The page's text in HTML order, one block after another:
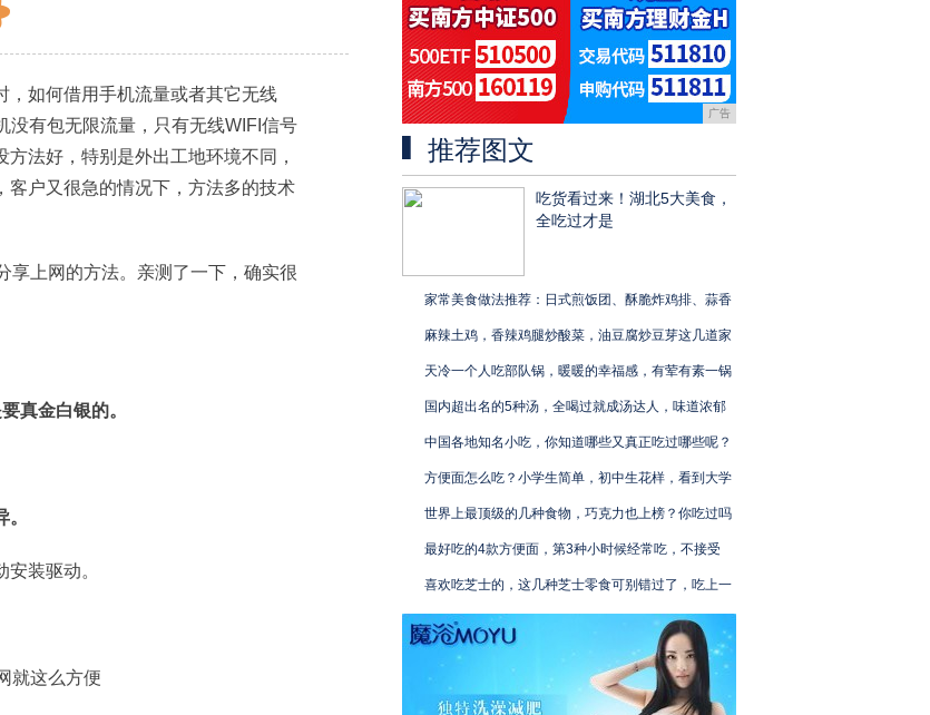
，如何借用手机流量或者其它无线
没有包无限流量，只有无线WIFI信号
法好，特别是外出工地环境不同，
客户又很急的情况下，方法多的技术
享上网的方法。亲测了一下，确实很
真金白银的。
装驱动。
广告
推荐图文
吃货看过来！湖北5大美食，
全吃过才是
家常美食做法推荐：日式煎饭团、酥脆炸鸡排、蒜香
麻辣土鸡，香辣鸡腿炒酸菜，油豆腐炒豆芽这几道家
天冷一个人吃部队锅，暖暖的幸福感，有荤有素一锅
国内超出名的5种汤，全喝过就成汤达人，味道浓郁
中国各地知名小吃，你知道哪些又真正吃过哪些呢？
方便面怎么吃？小学生简单，初中生花样，看到大学
世界上最顶级的几种食物，巧克力也上榜？你吃过吗
最好吃的4款方便面，第3种小时候经常吃，不接受
喜欢吃芝士的，这几种芝士零食可别错过了，吃上一